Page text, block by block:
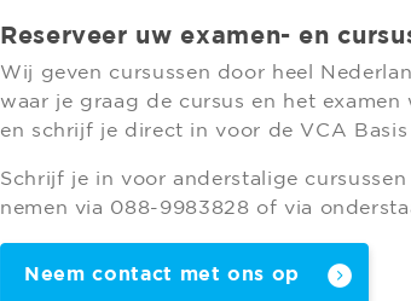
Reserveer uw examen- en
Wij geven cursussen door heel
waar je graag de cursus en het
en schrijf je direct in voor de VCA Basis
Schrijf je in voor anderstalige
nemen via 088-9983828 of via
Neem contact met ons op